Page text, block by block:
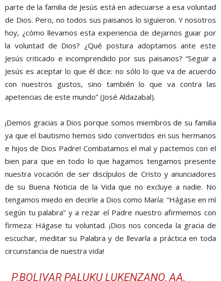
parte de la familia de Jesús está en adecuarse a esa voluntad
de Dios. Pero, no todos sus paisanos lo siguieron. Y nosotros
hoy, ¿cómo llevamos esta experiencia de dejarnos guiar por
la voluntad de Dios? ¿Qué postura adoptamos ante este
Jesús criticado e incomprendido por sus paisanos? “Seguir a
Jesús es aceptar lo que él dice: no sólo lo que va de acuerdo
con nuestros gustos, sino también lo que va contra las
apetencias de este mundo” (José Aldazabal).
¡Demos gracias a Dios porque somos miembros de su familia
ya que el bautismo hemos sido convertidos en sus hermanos
e hijos de Dios Padre! Combatamos el mal y pactemos con el
bien para que en todo lo que hagamos tengamos presente
nuestra vocación de ser discípulos de Cristo y anunciadores
de su Buena Noticia de la Vida que no excluye a nadie. No
tengamos miedo en decirle a Dios como María: “Hágase en mí
según tu palabra” y a rezar el Padre nuestro afirmemos con
firmeza: Hágase tu voluntad. ¡Dios nos conceda la gracia de
escuchar, meditar su Palabra y de llevarla a práctica en toda
circunstancia de nuestra vida!
P.BOLIVAR PALUKU LUKENZANO, AA.